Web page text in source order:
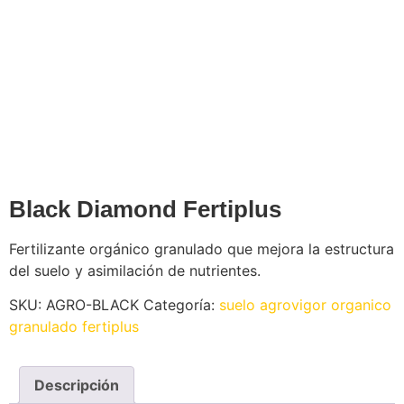
Black Diamond Fertiplus
Fertilizante orgánico granulado que mejora la estructura
del suelo y asimilación de nutrientes.
SKU: AGRO-BLACK Categoría: suelo agrovigor organico
granulado fertiplus
Descripción